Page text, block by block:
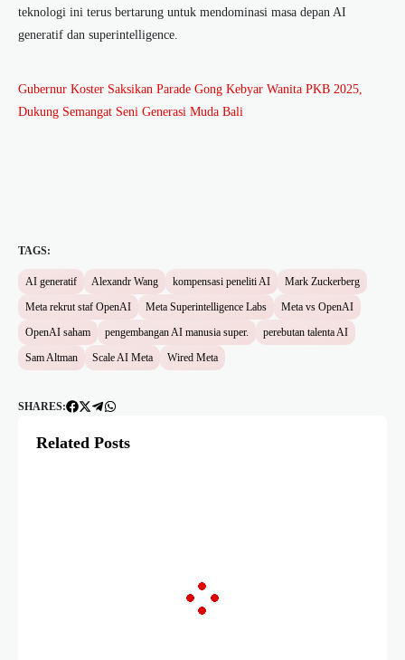
teknologi ini terus bertarung untuk mendominasi masa depan AI
generatif dan superintelligence.
Gubernur Koster Saksikan Parade Gong Kebyar Wanita PKB 2025,
Dukung Semangat Seni Generasi Muda Bali
TAGS:
AI generatif Alexandr Wang kompensasi peneliti AI
Mark Zuckerberg
Meta rekrut staf OpenAI
Meta Superintelligence Labs
Meta vs OpenAI
OpenAI saham
pengembangan AI manusia super.
perebutan talenta AI
Sam Altman
Scale AI Meta Wired Meta
SHARES:
Related Posts